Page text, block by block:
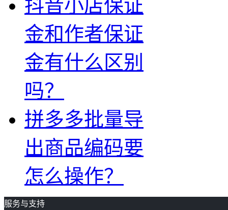
抖音小店保证
金和作者保证
金有什么区别
吗？
拼多多批量导
出商品编码要
怎么操作？
服务与支持